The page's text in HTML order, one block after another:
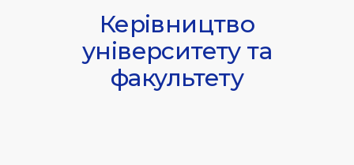
Керівництво
університету та
факультету